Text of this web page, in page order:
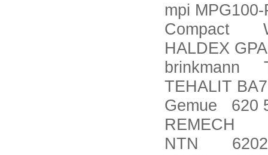
mpi
Compact
HALDEX
brinkmann
TEHALIT
Gemue 620
REMECH
NTN